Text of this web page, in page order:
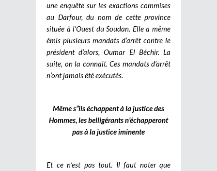
une enquête sur les exactions commises
au Darfour, du nom de cette province
située à l’Ouest du Soudan. Elle a même
émis plusieurs mandats d’arrêt contre le
président d’alors, Oumar El Béchir. La
suite, on la connait. Ces mandats d’arrêt
n’ont jamais été exécutés.
Même s”ils échappent à la justice des
Hommes, les belligérants n’échapperont
pas à la justice iminente
Et ce n’est pas tout. Il faut noter que